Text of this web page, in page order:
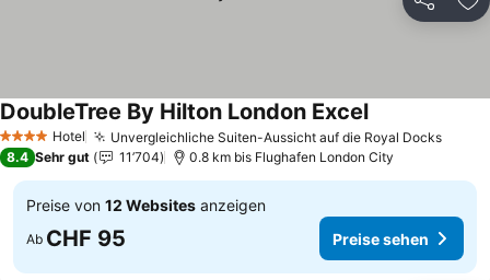
Teilen
4 Sterne Hotel Unvergleichliche Suiten-Aussicht auf die Royal Docks
DoubleTree By Hilton London ExcelPreise sehen
8.4 Sehr gut 11’704 0.8 km bis Flughafen London City
Preise von 12 Websites anzeigen
Ab CHF 95 Preise sehen